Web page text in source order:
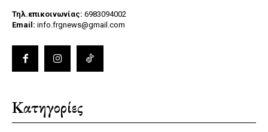
Τηλ.επικοινωνίας: 6983094002
Email: info.frgnews@gmail.com
Κατηγορίες